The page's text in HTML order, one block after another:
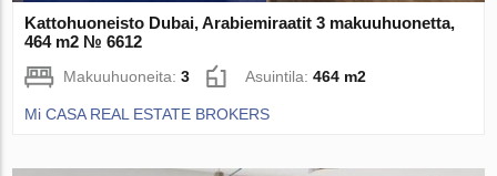
Kattohuoneisto Dubai, Arabiemiraatit 3 makuuhuonetta,
464 m2 № 6612
Makuuhuoneita:3 Asuintila:464 m2
Mi CASA REAL ESTATE BROKERS